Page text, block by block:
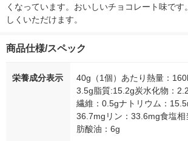
くなっています。おいしいチョコレート味で
しくいただけます。
商品仕様/スペック
栄養成分表示
40g（1個）あたり熱量：
3.5g脂質:15.2g炭水化物：
繊維：0.5gナトリウム：
36.7mgリン：33.6mg食塩
肪酸油：6g